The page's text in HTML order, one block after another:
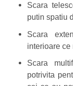
Scara
putin spatiu
Scara
interioare ce
Scara
potrivita